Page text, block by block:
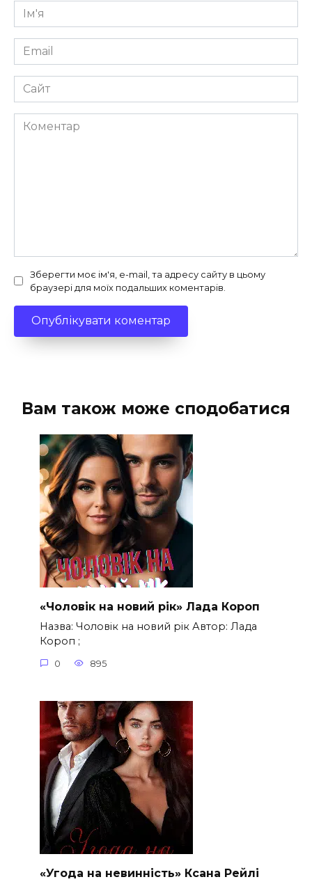
Ім'я
*
Email
*
Сайт
Коментар
Зберегти моє ім'я, e-mail, та адресу сайту в цьому
браузері для моїх подальших коментарів.
Вам також може сподобатися
«Чоловік на новий рік» Лада Короп
Назва: Чоловік на новий рік Автор: Лада
Короп ;
0 895
«Угода на невинність» Ксана Рейлі